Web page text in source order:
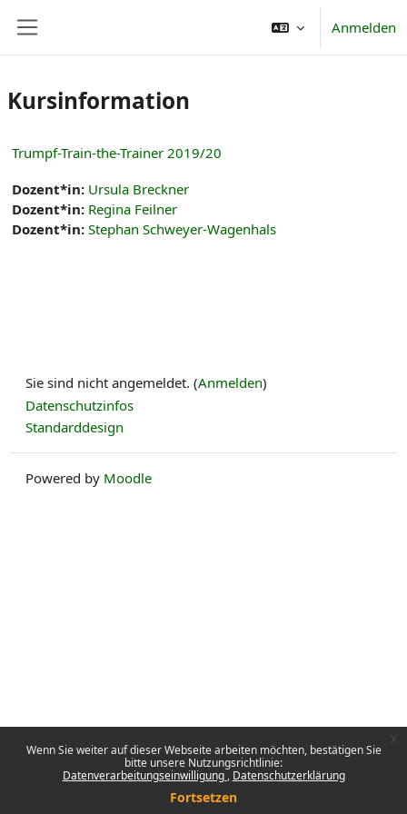
Wenn Sie weiter auf dieser Webseite arbeiten möchten, bestätigen Sie
bitte unsere Nutzungsrichtlinie:
Datenverarbeitungseinwilligung Datenschutzerklärung
Fortsetzen
Anmelden
Kursinformation
Trumpf-Train-the-Trainer 2019/20
Dozent*in: Ursula Breckner
Dozent*in: Regina Feilner
Dozent*in: Stephan Schweyer-Wagenhals
Sie sind nicht angemeldet. (Anmelden)
Datenschutzinfos
Standarddesign
Powered by Moodle